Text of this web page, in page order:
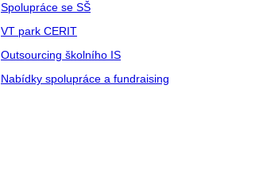
Spolupráce se SŠ
VT park CERIT
Outsourcing školního IS
Nabídky spolupráce a fundraising